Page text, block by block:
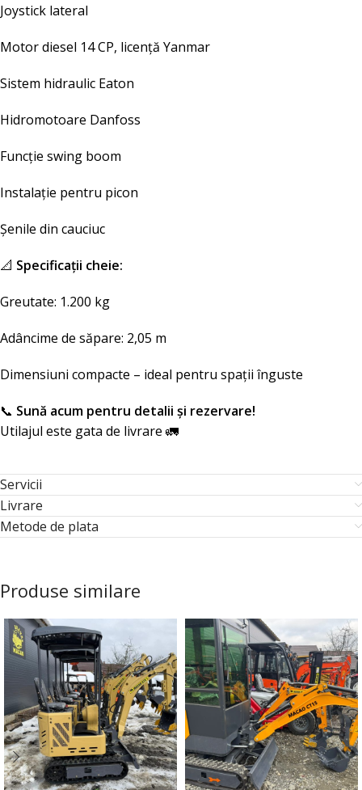
Joystick lateral
Motor diesel 14 CP, licență Yanmar
Sistem hidraulic Eaton
Hidromotoare Danfoss
Funcție swing boom
Instalație pentru picon
Șenile din cauciuc
📐 Specificații cheie:
Greutate: 1.200 kg
Adâncime de săpare: 2,05 m
Dimensiuni compacte – ideal pentru spații înguste
📞 Sună acum pentru detalii și rezervare!
Utilajul este gata de livrare 🚛
Servicii
Livrare
Metode de plata
Produse similare